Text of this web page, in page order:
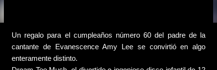
Un regalo para el cumpleaños número 60 del padre de la
cantante de Evanescence Amy Lee se convirtió en algo
enteramente distinto.